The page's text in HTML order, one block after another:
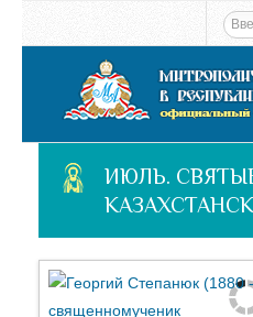
ИЮЛЬ.